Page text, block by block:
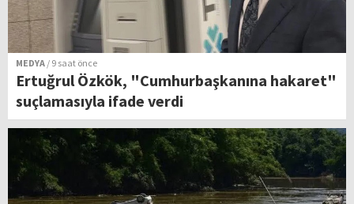
MEDYA / 9 saat önce
Ertuğrul Özkök, "Cumhurbaşkanına hakaret"
suçlamasıyla ifade verdi